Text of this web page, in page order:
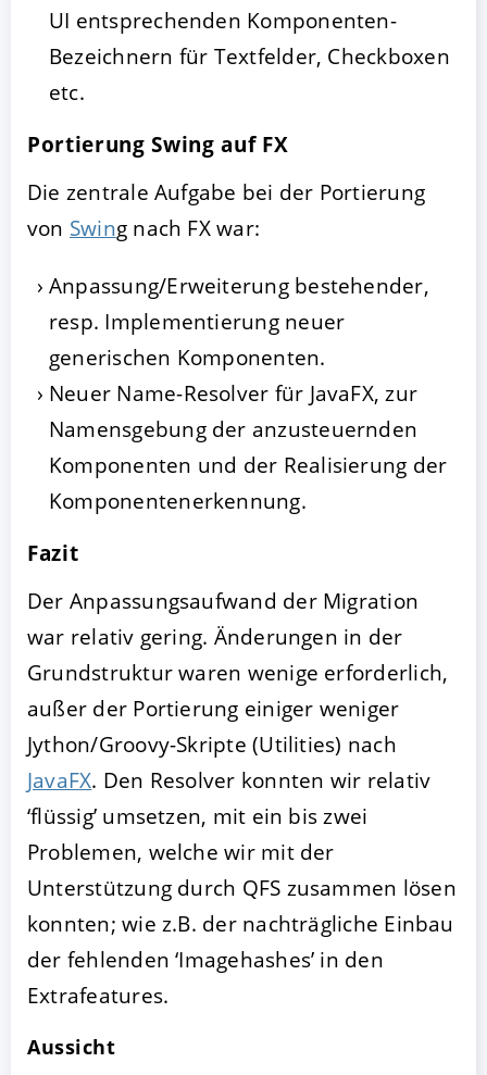
UI entsprechenden Komponenten-
Bezeichnern für Textfelder, Checkboxen
etc.
Portierung Swing auf FX
Die zentrale Aufgabe bei der Portierung
von Swing nach FX war:
Anpassung/Erweiterung bestehender,
resp. Implementierung neuer
generischen Komponenten.
Neuer Name-Resolver für JavaFX, zur
Namensgebung der anzusteuernden
Komponenten und der Realisierung der
Komponentenerkennung.
Fazit
Der Anpassungsaufwand der Migration
war relativ gering. Änderungen in der
Grundstruktur waren wenige erforderlich,
außer der Portierung einiger weniger
Jython/Groovy-Skripte (Utilities) nach
JavaFX. Den Resolver konnten wir relativ
‘flüssig’ umsetzen, mit ein bis zwei
Problemen, welche wir mit der
Unterstützung durch QFS zusammen lösen
konnten; wie z.B. der nachträgliche Einbau
der fehlenden ‘Imagehashes’ in den
Extrafeatures.
Aussicht